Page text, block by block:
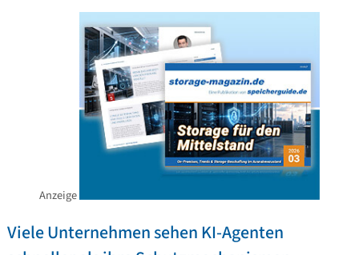
Anzeige
Viele Unternehmen sehen KI-Agenten